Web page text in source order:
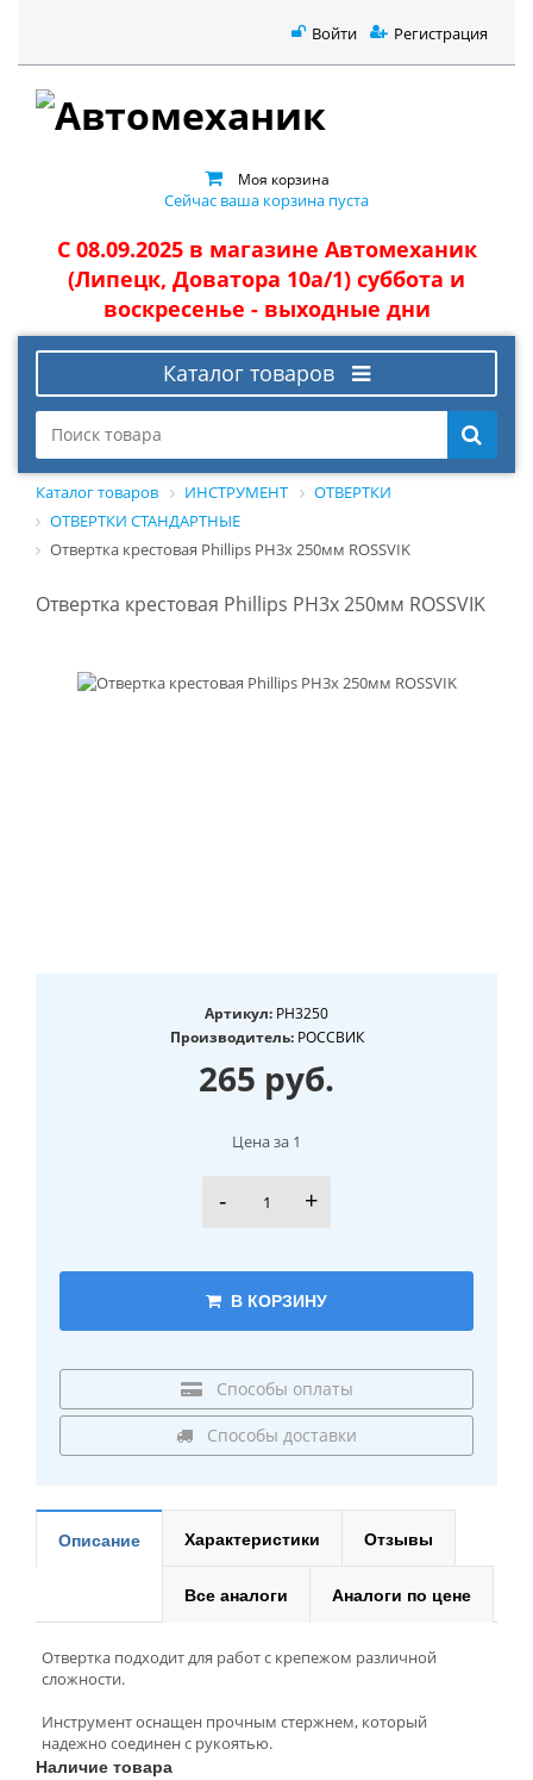
Войти Регистрация
Моя корзина
Сейчас ваша корзина пуста
С 08.09.2025 в магазине Автомеханик
(Липецк, Доватора 10а/1) суббота и
воскресенье - выходные дни
Каталог товаров
Каталог товаров ИНСТРУМЕНТ
ОТВЕРТКИ
ОТВЕРТКИ СТАНДАРТНЫЕ
Отвертка крестовая Phillips PH3х 250мм ROSSVIK
Отвертка крестовая Phillips PH3х 250мм ROSSVIK
Артикул: PH3250
Производитель:РОССВИК
265 руб.
Цена за 1
- +
В КОРЗИНУ
Способы оплаты
Способы доставки
Описание Характеристики Отзывы
Все аналоги Аналоги по цене
Отвертка подходит для работ с крепежом различной
сложности.
Инструмент оснащен прочным стержнем, который
надежно соединен с рукоятью.
Наличие товара